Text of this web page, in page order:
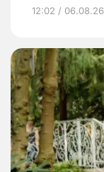
12:02 / 06.08.26